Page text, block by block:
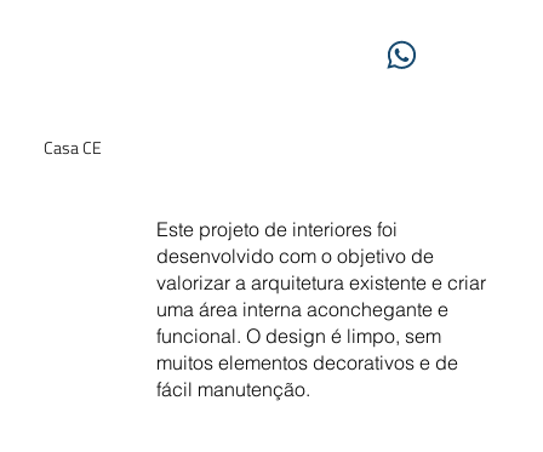
Casa CE
Este projeto de interiores foi
desenvolvido com o objetivo de
valorizar a arquitetura existente e criar
uma área interna aconchegante e
funcional. O design é limpo, sem
muitos elementos decorativos e de
fácil manutenção.